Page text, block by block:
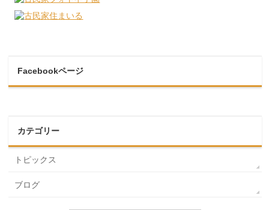
Facebookページ
カテゴリー
トピックス
ブログ